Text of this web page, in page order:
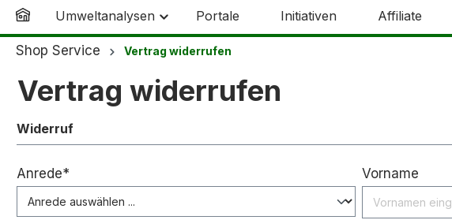
Umweltanalysen Portale Initiativen Affiliate
Shop Service Vertrag widerrufen
Vertrag widerrufen
Widerruf
Anrede* Vorname